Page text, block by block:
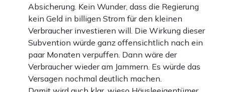
Absicherung. Kein Wunder, dass die Regierung
kein Geld in billigen Strom für den kleinen
Verbraucher investieren will. Die Wirkung dieser
Subvention würde ganz offensichtlich nach ein
paar Monaten verpuffen. Dann wäre der
Verbraucher wieder am Jammern. Es würde das
Versagen nochmal deutlich machen.